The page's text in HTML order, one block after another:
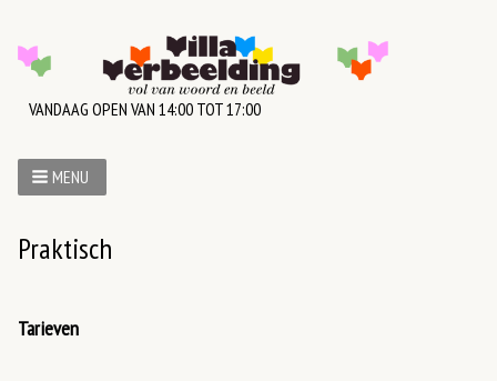
VANDAAG OPEN VAN 14:00 TOT 17:00
MENU
Praktisch
Tarieven